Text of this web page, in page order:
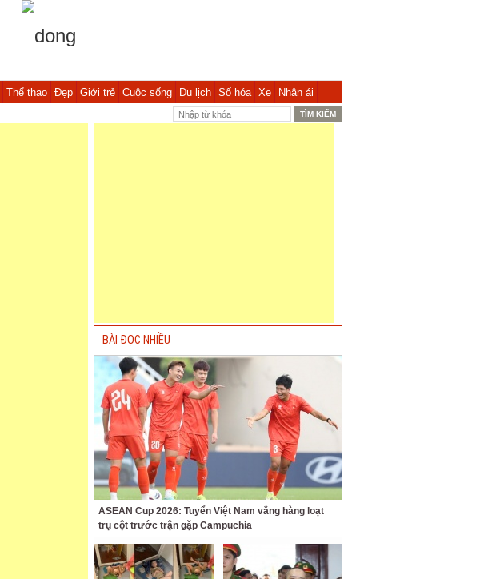
Thể thao Đẹp Giới trẻ Cuộc sống Du lịch Số hóa Xe Nhân ái
BÀI ĐỌC NHIỀU
ASEAN Cup 2026: Tuyển Việt Nam vắng hàng loạt
trụ cột trước trận gặp Campuchia